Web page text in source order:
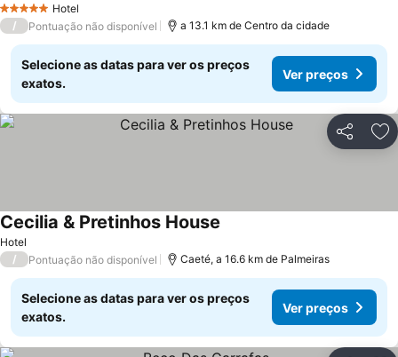
5 Estrelas Hotel
/ Pontuação não disponível a 13.1 km de Centro da cidade
Selecione as datas para ver os preços
exatos.
Ver preços
Partilhar
Hotel
Cecilia & Pretinhos House
/ Pontuação não disponível Caeté, a 16.6 km de Palmeiras
Selecione as datas para ver os preços
exatos.
Ver preços